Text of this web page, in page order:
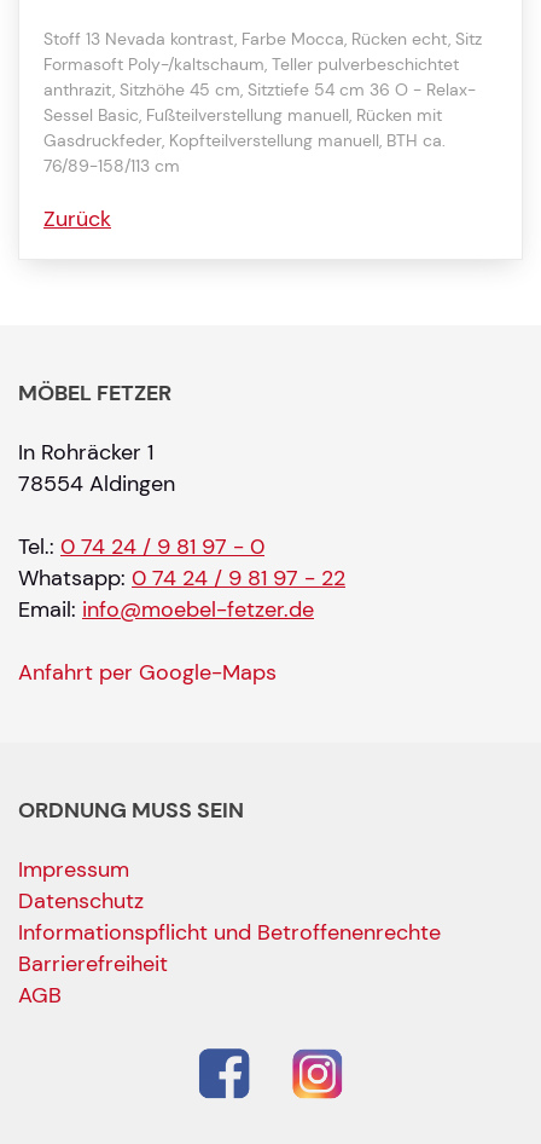
Stoff 13 Nevada kontrast, Farbe Mocca, Rücken echt, Sitz
Formasoft Poly-/kaltschaum, Teller pulverbeschichtet
anthrazit, Sitzhöhe 45 cm, Sitztiefe 54 cm 36 O - Relax-
Sessel Basic, Fußteilverstellung manuell, Rücken mit
Gasdruckfeder, Kopfteilverstellung manuell, BTH ca.
76/89-158/113 cm
Zurück
MÖBEL FETZER
In Rohräcker 1
78554 Aldingen
Tel.: 0 74 24 / 9 81 97 - 0
Whatsapp: 0 74 24 / 9 81 97 - 22
Email: info@moebel-fetzer.de
Anfahrt per Google-Maps
ORDNUNG MUSS SEIN
Impressum
Datenschutz
Informationspflicht und Betroffenenrechte
Barrierefreiheit
AGB